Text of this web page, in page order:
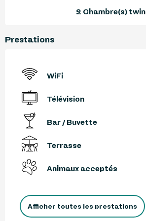
2 Chambre(s) twin
Prestations
WiFi
Télévision
Bar / Buvette
Terrasse
Animaux acceptés
Afficher toutes les prestations